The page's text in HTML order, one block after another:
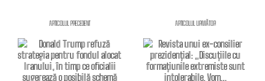
ARTICOLUL PRECEDENT ARTICOLUL URMĂTOR